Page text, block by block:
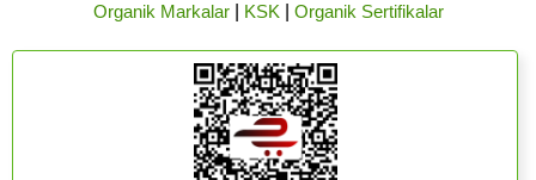
Organik Markalar| KSK Organik Sertifikalar